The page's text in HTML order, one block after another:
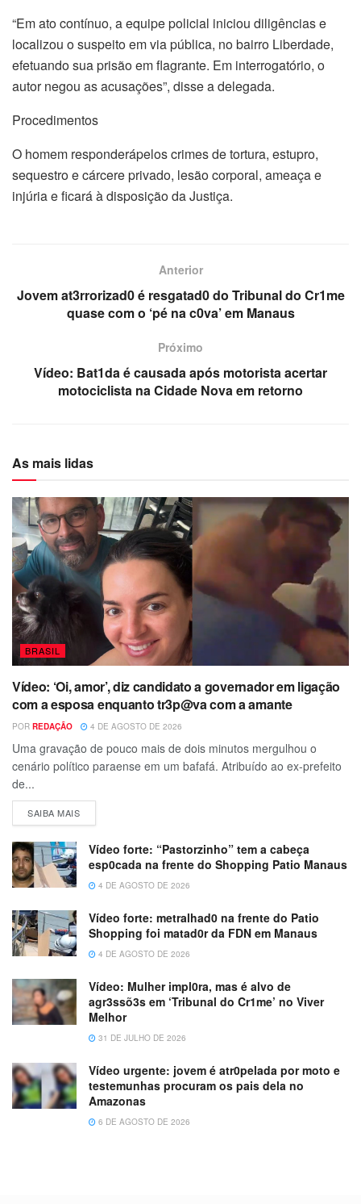
“Em ato contínuo, a equipe policial iniciou diligências e
localizou o suspeito em via pública, no bairro Liberdade,
efetuando sua prisão em flagrante. Em interrogatório, o
autor negou as acusações”, disse a delegada.
Procedimentos
O homem responderápelos crimes de tortura, estupro,
sequestro e cárcere privado, lesão corporal, ameaça e
injúria e ficará à disposição da Justiça.
Anterior
Jovem at3rrorizad0 é resgatad0 do Tribunal do Cr1me
quase com o ‘pé na c0va’ em Manaus
Próximo
Vídeo: Bat1da é causada após motorista acertar
motociclista na Cidade Nova em retorno
As mais lidas
BRASIL
Vídeo: ‘Oi, amor’, diz candidato a governador em ligação
com a esposa enquanto tr3p@va com a amante
POR REDAÇÃO 4 DE AGOSTO DE 2026
Uma gravação de pouco mais de dois minutos mergulhou o
cenário político paraense em um bafafá. Atribuído ao ex-prefeito
de...
SAIBA MAIS
Vídeo forte: “Pastorzinho” tem a cabeça
esp0cada na frente do Shopping Patio Manaus
4 DE AGOSTO DE 2026
Vídeo forte: metralhad0 na frente do Patio
Shopping foi matad0r da FDN em Manaus
4 DE AGOSTO DE 2026
Vídeo: Mulher impl0ra, mas é alvo de
agr3ssõ3s em ‘Tribunal do Cr1me’ no Viver
Melhor
31 DE JULHO DE 2026
Vídeo urgente: jovem é atr0pelada por moto e
testemunhas procuram os pais dela no
Amazonas
6 DE AGOSTO DE 2026